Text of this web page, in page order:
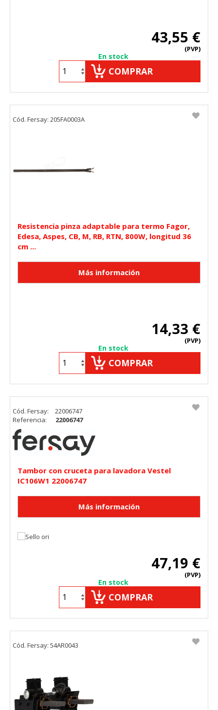
43,55 €
(PVP)
En stock
COMPRAR
Resistencia pinza adaptable para termo Fagor,
Edesa, Aspes, CB, M, RB, RTN, 800W, longitud 36
cm ...
14,33 €
(PVP)
En stock
COMPRAR
Cód. Fersay: 205FA0003A
Tambor con cruceta para lavadora Vestel
IC106W1 22006747
47,19 €
(PVP)
En stock
COMPRAR
Cód. Fersay:
22006747
Referencia:
22006747
Cód. Fersay: 54AR0043